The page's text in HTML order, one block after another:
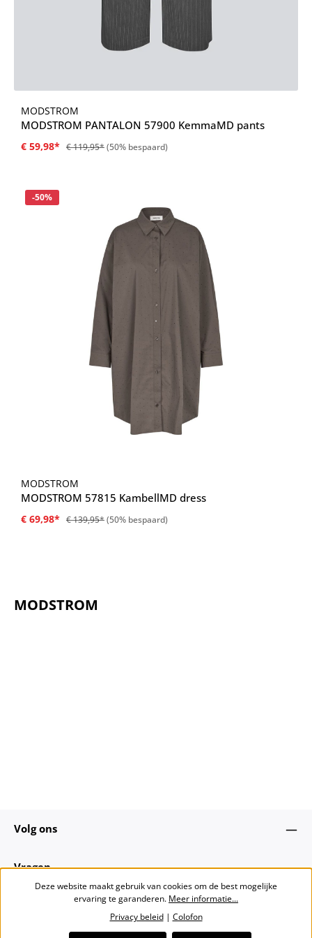
MODSTROM
MODSTROM PANTALON 57900 KemmaMD pants
€ 59,98* € 119,95*(50% bespaard)
Korting
-50%
MODSTROM
MODSTROM 57815 KambellMD dress
€ 69,98* € 139,95*(50% bespaard)
MODSTROM
Volg ons
Vragen
Deze website maakt gebruik van cookies om de best mogelijke
ervaring te garanderen. Meer informatie...
Privacy beleid| Colofon